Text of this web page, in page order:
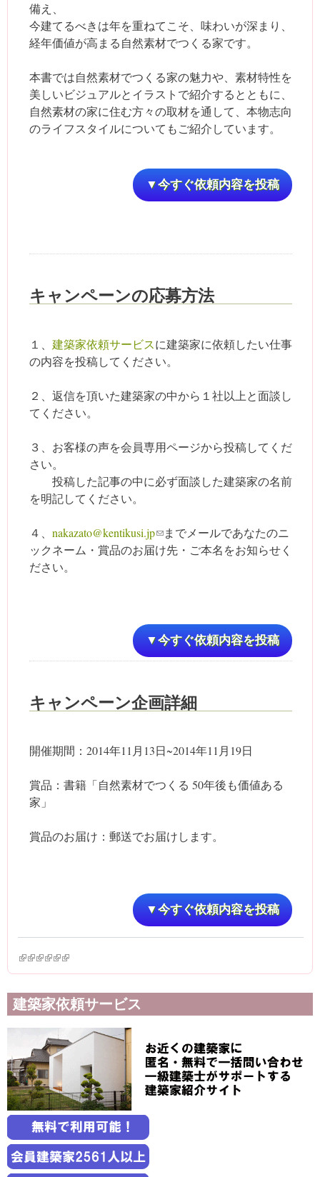
備え、
今建てるべきは年を重ねてこそ、味わいが深まり、
経年価値が高まる自然素材でつくる家です。
本書では自然素材でつくる家の魅力や、素材特性を
美しいビジュアルとイラストで紹介するとともに、
自然素材の家に住む方々の取材を通して、本物志向
のライフスタイルについてもご紹介しています。
▼今すぐ依頼内容を投稿
キャンペーンの応募方法
１、 建築家依頼サービスに建築家に依頼したい仕事
の内容を投稿してください。
２、返信を頂いた建築家の中から１社以上と面談し
てください。
３、お客様の声を会員専用ページから投稿してくだ
さい。
投稿した記事の中に必ず面談した建築家の名前
を明記してください。
４、 nakazato@kentikusi.jp(link sends e-mail)
までメールであなたのニ
ックネーム・賞品のお届け先・ご本名をお知らせく
ださい。
▼今すぐ依頼内容を投稿
キャンペーン企画詳細
開催期間：2014年11月13日~2014年11月19日
賞品：書籍「自然素材でつくる 50年後も価値ある
家」
賞品のお届け：郵送でお届けします。
▼今すぐ依頼内容を投稿
(link is external)
(link is external)
(link is external)
(link is external)
(link is external)
(link is external)
建築家依頼サービス